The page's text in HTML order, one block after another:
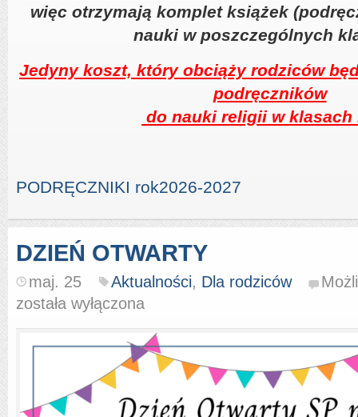
więc otrzymają komplet książek
nauki w poszczególnych
Jedyny koszt, który obciąży rodziców
podręczników
do nauki religii w klasach
PODRĘCZNIKI rok2026-2027
DZIEŃ OTWARTY
maj. 25 Aktualności, Dla rodziców
została wyłączona